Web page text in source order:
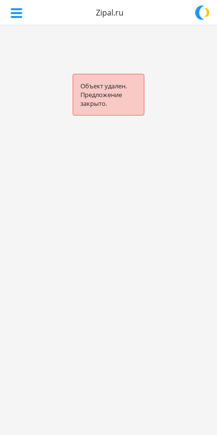
Zipal.ru
Объект удален.
Предложение
закрыто.